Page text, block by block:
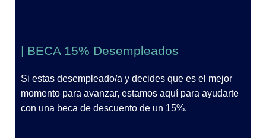
| BECA 15% Desempleados
Si estas desempleado/a y decides que es el mejor
momento para avanzar, estamos aquí para ayudarte
con una beca de descuento de un 15%.